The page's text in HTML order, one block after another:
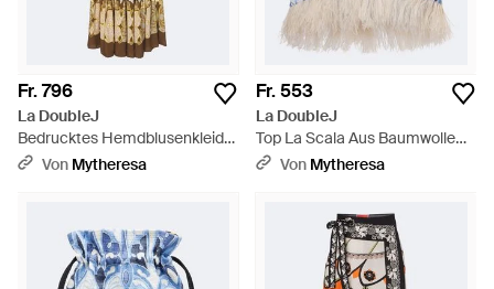
Fr. 796
La DoubleJ
Bedrucktes Hemdblusenkleid
Bellini Aus Voile - Mettallic
Von Mytheresa
Fr. 553
La DoubleJ
Top La Scala Aus Baumwolle
Mit Federn - Blau
Von Mytheresa